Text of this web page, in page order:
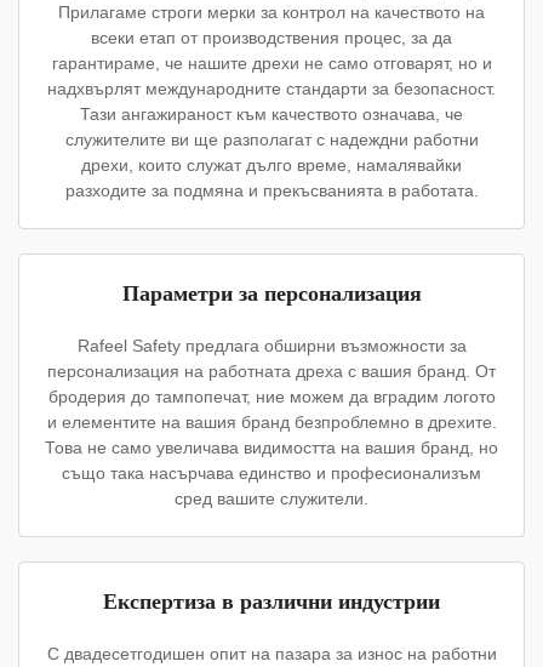
Прилагаме строги мерки за контрол на качеството на
всеки етап от производствения процес, за да
гарантираме, че нашите дрехи не само отговарят, но и
надхвърлят международните стандарти за безопасност.
Тази ангажираност към качеството означава, че
служителите ви ще разполагат с надеждни работни
дрехи, които служат дълго време, намалявайки
разходите за подмяна и прекъсванията в работата.
Параметри за персонализация
Rafeel Safety предлага обширни възможности за
персонализация на работната дреха с вашия бранд. От
бродерия до тампопечат, ние можем да вградим логото
и елементите на вашия бранд безпроблемно в дрехите.
Това не само увеличава видимостта на вашия бранд, но
също така насърчава единство и професионализъм
сред вашите служители.
Експертиза в различни индустрии
С двадесетгодишен опит на пазара за износ на работни